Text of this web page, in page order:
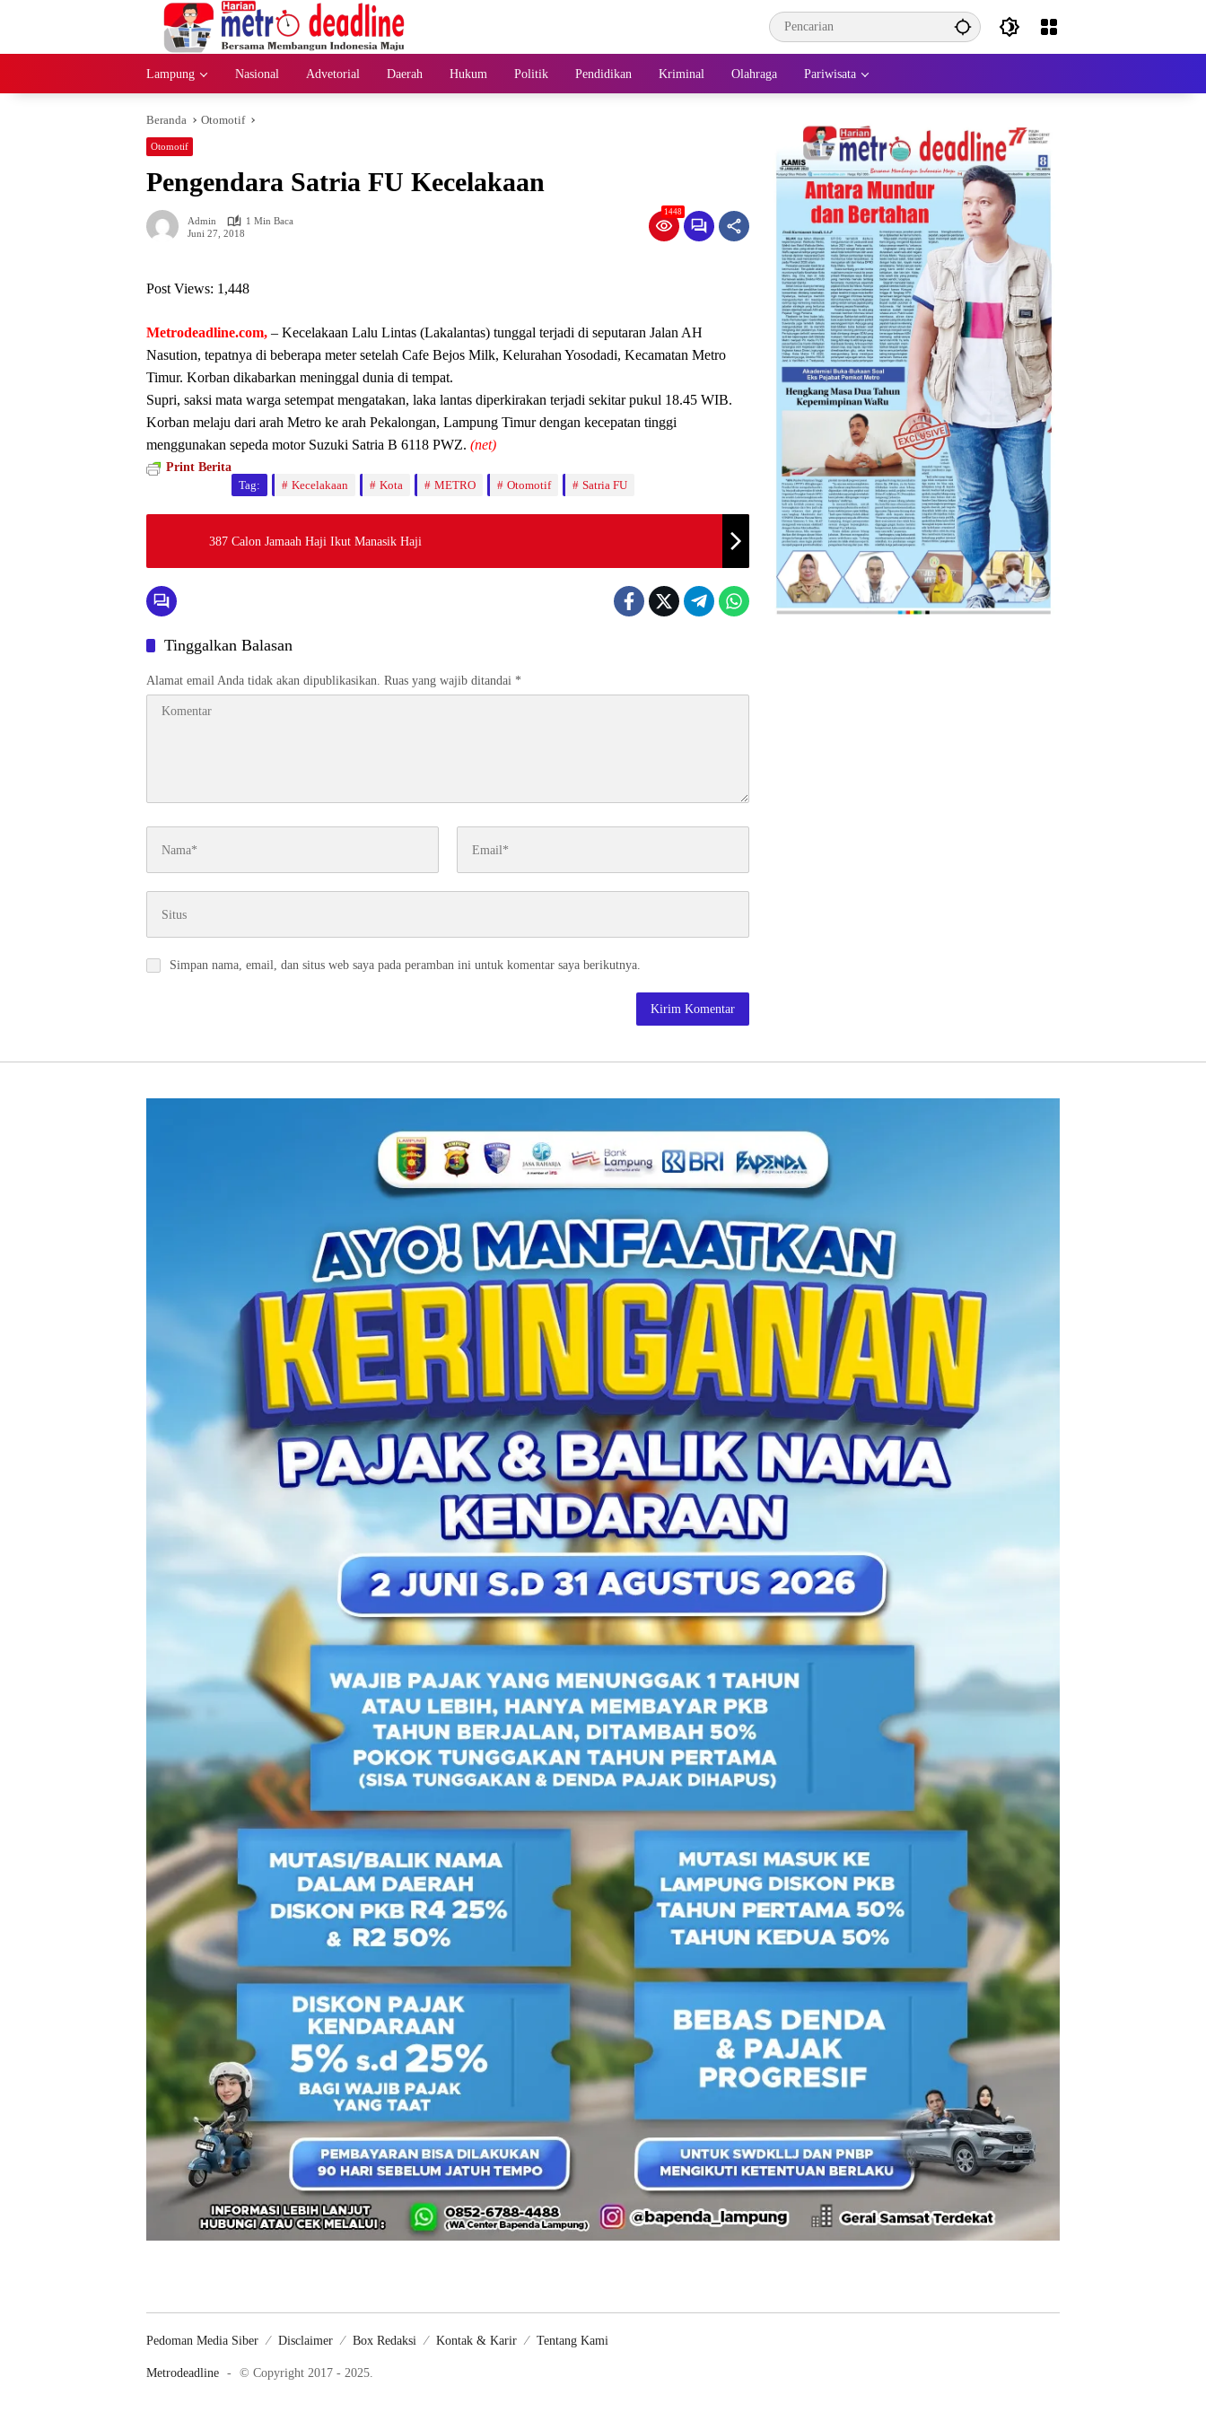
Lampung Nasional Advetorial Daerah Hukum Politik Pendidikan Kriminal Olahraga Pariwisata
Beranda Otomotif
Otomotif
Pengendara Satria FU Kecelakaan
Admin
1 Min Baca
Juni 27, 2018
1448
Post Views: 1,448
Metrodeadline.com, – Kecelakaan Lalu Lintas (Lakalantas) tunggal terjadi di seputaran Jalan AH
Nasution, tepatnya di beberapa meter setelah Cafe Bejos Milk, Kelurahan Yosodadi, Kecamatan Metro
Timur. Korban dikabarkan meninggal dunia di tempat.
Supri, saksi mata warga setempat mengatakan, laka lantas diperkirakan terjadi sekitar pukul 18.45 WIB.
Korban melaju dari arah Metro ke arah Pekalongan, Lampung Timur dengan kecepatan tinggi
menggunakan sepeda motor Suzuki Satria B 6118 PWZ. (net)
Print Berita
Tag:
Kecelakaan Kota METRO Otomotif Satria FU
387 Calon Jamaah Haji Ikut Manasik Haji
Tinggalkan Balasan
Alamat email Anda tidak akan dipublikasikan. Ruas yang wajib ditandai *
Simpan nama, email, dan situs web saya pada peramban ini untuk komentar saya berikutnya.
Pedoman Media Siber Disclaimer Box Redaksi Kontak & Karir Tentang Kami
Metrodeadline - © Copyright 2017 - 2025.